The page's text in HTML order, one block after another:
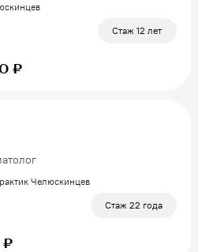
Стаж 12 лет
₽
Стаж 22 года
Челюскинцев
₽